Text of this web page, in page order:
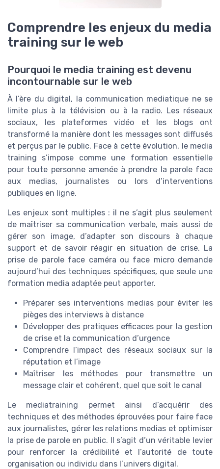
Comprendre les enjeux du media
training sur le web
Pourquoi le media training est devenu
incontournable sur le web
À l’ère du digital, la communication mediatique ne se
limite plus à la télévision ou à la radio. Les réseaux
sociaux, les plateformes vidéo et les blogs ont
transformé la manière dont les messages sont diffusés
et perçus par le public. Face à cette évolution, le media
training s’impose comme une formation essentielle
pour toute personne amenée à prendre la parole face
aux medias, journalistes ou lors d’interventions
publiques en ligne.
Les enjeux sont multiples : il ne s’agit plus seulement
de maîtriser sa communication verbale, mais aussi de
gérer son image, d’adapter son discours à chaque
support et de savoir réagir en situation de crise. La
prise de parole face caméra ou face micro demande
aujourd’hui des techniques spécifiques, que seule une
formation media adaptée peut apporter.
Préparer ses interventions medias pour éviter les
pièges des interviews à distance
Développer des pratiques efficaces pour la gestion
de crise et la communication d’urgence
Comprendre l’impact des réseaux sociaux sur la
réputation et l’image
Maîtriser les méthodes pour transmettre un
message clair et cohérent, quel que soit le canal
Le mediatraining permet ainsi d’acquérir des
techniques et des méthodes éprouvées pour faire face
aux journalistes, gérer les relations medias et optimiser
la prise de parole en public. Il s’agit d’un véritable levier
pour renforcer la crédibilité et l’autorité de toute
organisation ou individu dans l’univers digital.